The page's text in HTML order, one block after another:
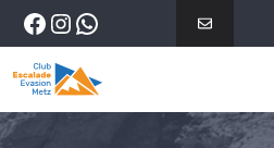
Aller
contenu
Facebook
Instagram
WhatsApp